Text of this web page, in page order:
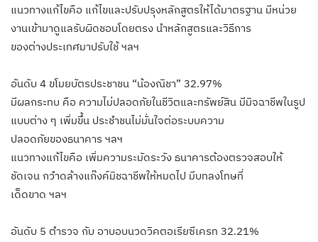
แนวทางแก้ไขคือ แก้ไขและปรับปรุงหลักสูตรให้ได้มาตรฐาน มีหน่วย
งานเข้ามาดูแลรับผิดชอบโดยตรง นำหลักสูตรและวิธีการ
ของต่างประเทศมาปรับใช้ ฯลฯ
อันดับ 4 ขโมยบัตรประชาชน “น้องณิชา” 32.97%
มีผลกระทบ คือ ความไม่ปลอดภัยในชีวิตและทรัพย์สิน มีมิจฉาชีพในรูป
แบบต่าง ๆ เพิ่มขึ้น ประชำชนไม่มั่นใจต่อระบบความ
ปลอดภัยของธนาคาร ฯลฯ
แนวทางแก้ไขคือ เพิ่มความระมัดระวัง ธนาคารต้องตรวจสอบให้
ชัดเจน กวำดล้างแก๊งค์มิชฉาชีพให้หมดไป มีบทลงโทษที่
เด็ดขาด ฯลฯ
อันดับ 5 ตำรวจ กับ อาบอบนวดวิคตอเรียซีเครท 32.21%